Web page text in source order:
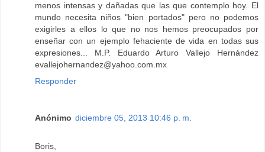
menos intensas y dañadas que las que contemplo hoy. El
mundo necesita niños "bien portados" pero no podemos
exigirles a ellos lo que no nos hemos preocupados por
enseñar con un ejemplo fehaciente de vida en todas sus
expresiones... M.P. Eduardo Arturo Vallejo Hernández
evallejohernandez@yahoo.com.mx
Responder
Anónimo diciembre 05, 2013 10:46 p. m.
Boris,